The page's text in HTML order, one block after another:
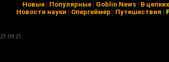
Новые | Популярные | Goblin News | В
Новости науки | Опергеймер | Путешествия |
21.09.21